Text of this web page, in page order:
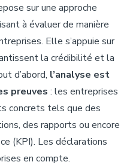
sur une approche
à évaluer de manière
Elle s’appuie sur
la crédibilité et la
d’abord, l’analyse est
preuves : les entreprises
concrets tels que des
des rapports ou encore
(KPI). Les déclarations
en compte.